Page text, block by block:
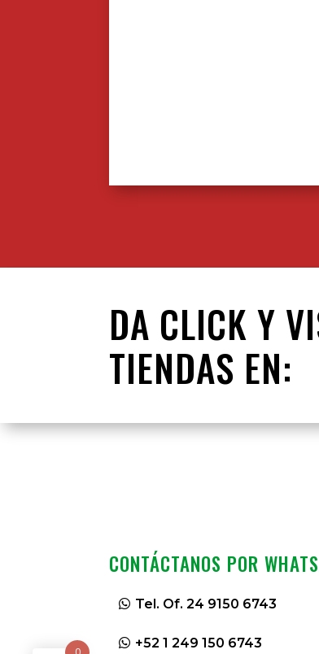
DA CLICK Y
TIENDAS EN:
CONTÁCTANOS POR
Tel. Of. 24 9150 6743
+52 1 249 150 6743